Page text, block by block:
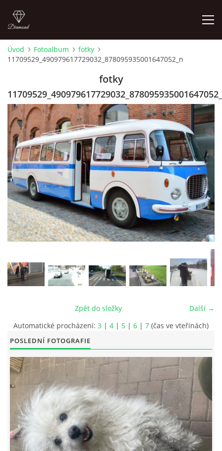
FOTOALBUM
Pepouch
+420605716650
pepouch@seznam.cz
© 2026 eStránky.cz |RSS|Tisk|Aktualizováno: 26. 6. 2026|Nahoru ↑
Úvod Fotoalbum
fotky
11709529_490979617729032_878095935001647052_n
fotky
Další →
Zpět do složky
Automatické procházení: 3 | 4 | 5 | 6 | 7 (čas ve vteřinách)
POSLEDNÍ FOTOGRAFIE